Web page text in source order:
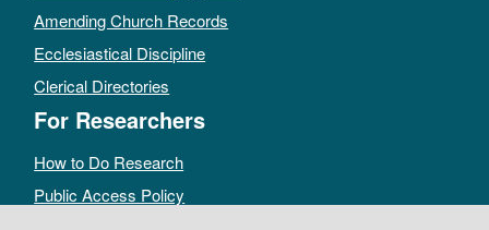
Amending Church Records
Ecclesiastical Discipline
Clerical Directories
For Researchers
How to Do Research
Public Access Policy